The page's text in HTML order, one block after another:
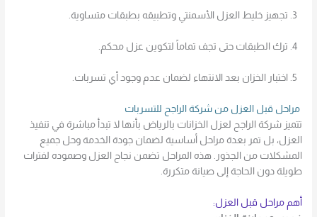
تجهيز خليط العزل الأسمنتي وتطبيقه بطبقات متساوية.
ترك الطبقات حتى تجف تماماً لتكوين عزل محكم.
اختبار الخزان بعد الانتهاء لضمان عدم وجود أي تسربات.
مراحل قبل العزل من شركة الراجح للتسربات
تتميز شركة الراجح لعزل الخزانات بالرياض بأنها لا تبدأ مباشرة في تنفيذ
العزل، بل تمر بعدة مراحل أساسية لضمان جودة الخدمة وحل جميع
المشكلات من الجذور. هذه المراحل تضمن نجاح العزل وصموده لفترات
طويلة دون الحاجة إلى صيانة متكررة.
أهم مراحل قبل العزل: